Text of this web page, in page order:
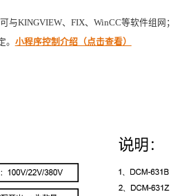
KINGVIEW、FIX、WinCC等软件组网；
小程序控制介绍（点击查看）